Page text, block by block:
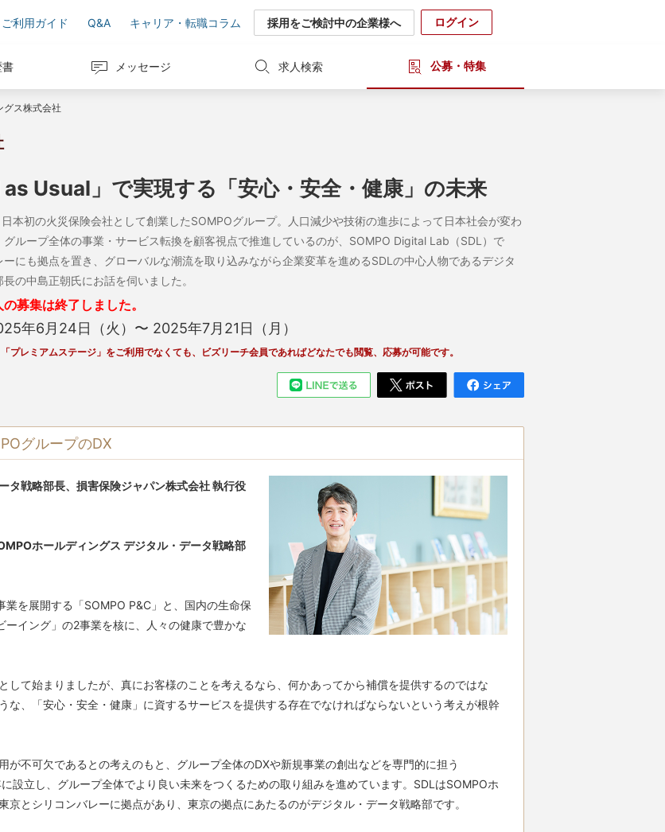
ご利用ガイド Q&A キャリア・転職コラム 採用をご検討中の企業様へ ログイン
書 メッセージ 求人検索 公募・特集
グス株式会社
as Usual」で実現する「安心・安全・健康」の未来
本初の火災保険会社として創業したSOMPOグループ。人口減少や技術の進歩によって日本社会が変わ
グループ全体の事業・サービス転換を顧客視点で推進しているのが、SOMPO Digital Lab（SDL）で
にも拠点を置き、グローバルな潮流を取り込みながら企業変革を進めるSDLの中心人物であるデジタ
の中島正朝氏にお話を伺いました。
募集は終了しました。
年6月24日（火） 〜 2025年7月21日（月）
プレミアムステージ」をご利用でなくても、ビズリーチ会員であればどなたでも閲覧、応募が可能です。
グループのDX
タ戦略部長、損害保険ジャパン株式会社 執行役
ホールディングス デジタル・データ戦略部
を展開する「SOMPO P&C」と、国内の生命保
イング」の2事業を核に、人々の健康で豊かな
して始まりましたが、真にお客様のことを考えるなら、何かあってから補償を提供するのではな
な、「安心・安全・健康」に資するサービスを提供する存在でなければならないという考えが根幹
が不可欠であるとの考えのもと、グループ全体のDXや新規事業の創出などを専門的に担う
設立し、グループ全体でより良い未来をつくるための取り組みを進めています。SDLはSOMPOホ
とシリコンバレーに拠点があり、東京の拠点にあたるのがデジタル・データ戦略部です。